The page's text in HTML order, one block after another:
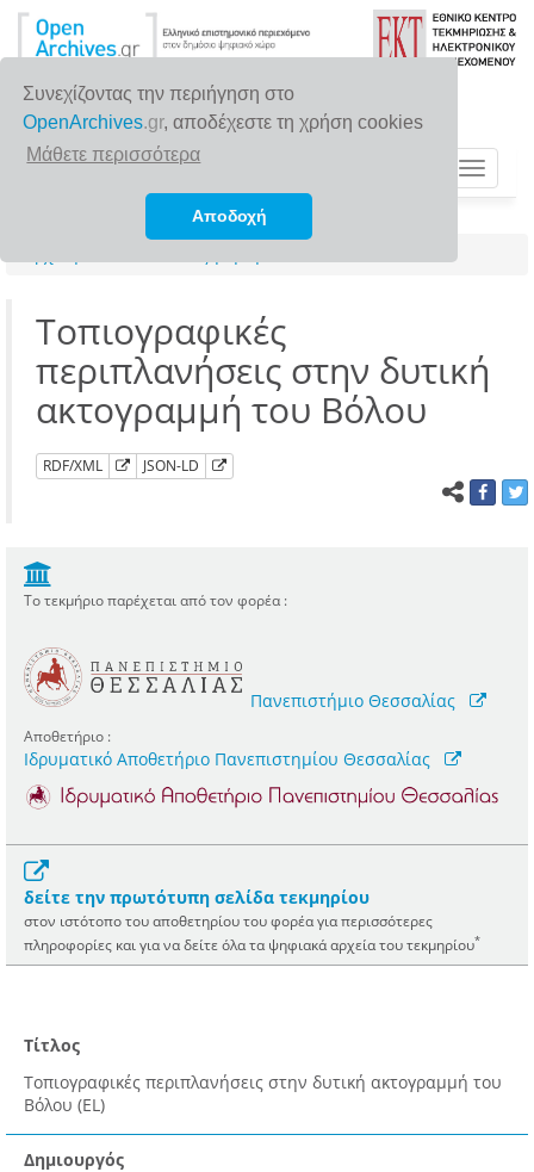
Συνεχίζοντας την περιήγηση στο
OpenArchives.gr, αποδέχεστε τη χρήση cookies
Μάθετε περισσότερα
Αποδοχή
Toggle
Τοπιογραφικές
περιπλανήσεις στην δυτική
ακτογραμμή του Βόλου
RDF/XML JSON-LD
Το τεκμήριο παρέχεται από τον φορέα :
Πανεπιστήμιο Θεσσαλίας
Αποθετήριο :
Ιδρυματικό Αποθετήριο Πανεπιστημίου Θεσσαλίας
δείτε την πρωτότυπη σελίδα τεκμηρίου
στον ιστότοπο του αποθετηρίου του φορέα για περισσότερες
πληροφορίες και για να δείτε όλα τα ψηφιακά αρχεία του τεκμηρίου*
Τίτλος
Τοπιογραφικές περιπλανήσεις στην δυτική ακτογραμμή του
Βόλου (EL)
Δημιουργός